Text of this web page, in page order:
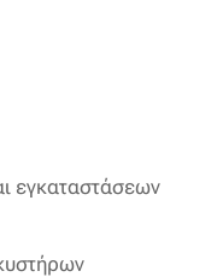
εγκαταστάσεων